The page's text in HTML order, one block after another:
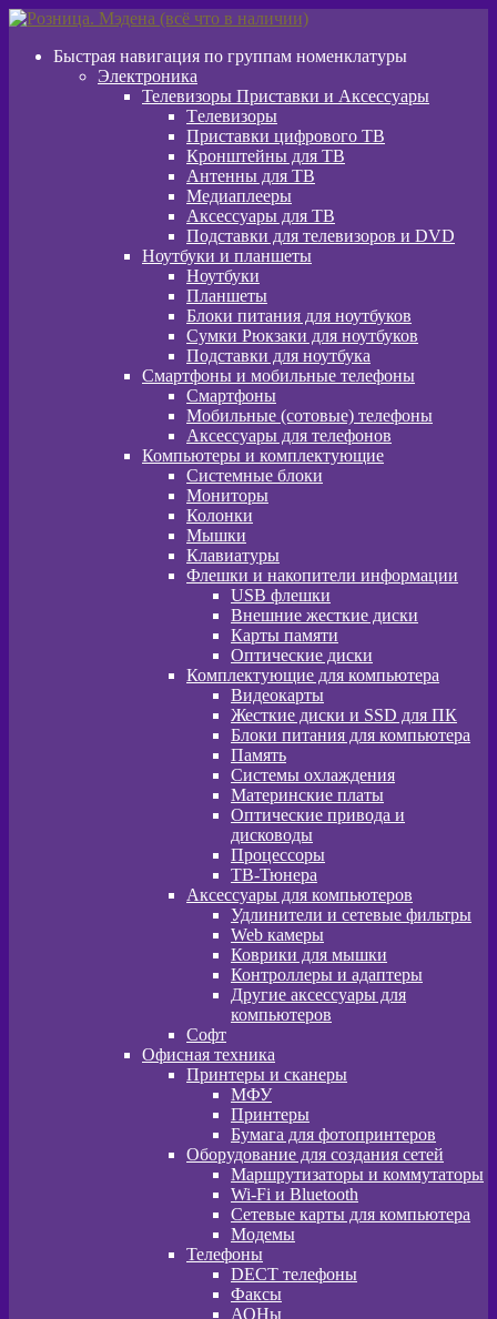
Перейти
навигации
Перейти
содержимому
Быстрая навигация по группам номенклатуры
Электроника
Телевизоры Приставки и Аксессуары
Tелевизоры
Приставки цифрового ТВ
Кронштейны для ТВ
Антенны для ТВ
Медиаплееры
Аксессуары для ТВ
Подставки для телевизоров и DVD
Ноутбуки и планшеты
Ноутбуки
Планшеты
Блоки питания для ноутбуков
Сумки Рюкзаки для ноутбуков
Подставки для ноутбука
Смартфоны и мобильные телефоны
Смартфоны
Мобильные (сотовые) телефоны
Аксессуары для телефонов
Компьютеры и комплектующие
Системные блоки
Мониторы
Колонки
Мышки
Клавиатуры
Флешки и накопители информации
USB флешки
Внешние жесткие диски
Карты памяти
Оптические диски
Комплектующие для компьютера
Видеокарты
Жесткие диски и SSD для ПК
Блоки питания для компьютера
Память
Системы охлаждения
Материнские платы
Оптические привода и
дисководы
Процессоры
ТВ-Тюнера
Аксессуары для компьютеров
Удлинители и сетевые фильтры
Web камеры
Коврики для мышки
Контроллеры и адаптеры
Другие аксессуары для
компьютеров
Софт
Офисная техника
Принтеры и сканеры
МФУ
Принтеры
Бумага для фотопринтеров
Оборудование для создания сетей
Маршрутизаторы и коммутаторы
Wi-Fi и Bluetooth
Сетевые карты для компьютера
Модемы
Телефоны
DECT телефоны
Факсы
АОНы